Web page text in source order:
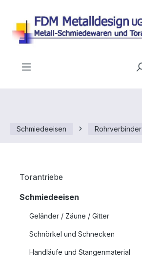
Schmiedeeisen Rohrverbinder
Torantriebe
Schmiedeeisen
Geländer / Zäune / Gitter
Schnörkel und Schnecken
Handläufe und Stangenmaterial